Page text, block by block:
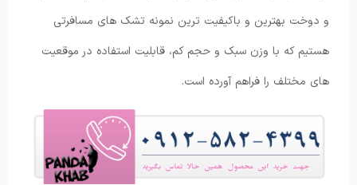
و دوخت بهترین و باکیفیت ترین نمونه تشک های مسافرتی
هستیم که با وزن سبک و حجم کم، قابلیت استفاده در موقعیت
های مختلف را فراهم آورده است.